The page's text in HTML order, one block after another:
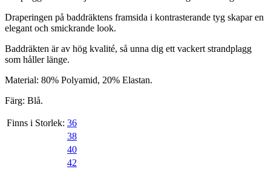
Draperingen på baddräktens framsida i kontrasterande tyg skapar en
elegant och smickrande look.
Baddräkten är av hög kvalité, så unna dig ett vackert strandplagg
som håller länge.
Material: 80% Polyamid, 20% Elastan.
Färg: Blå.
Finns i Storlek: 36
38
40
42